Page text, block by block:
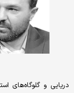
دریایی و گلوگاه‌های